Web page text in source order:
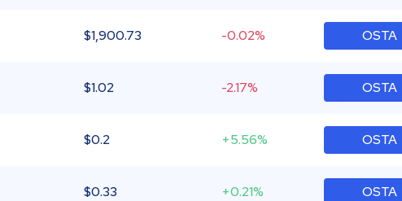
$1,900.73 -0.02% OSTA
$1.02 -2.17% OSTA
$0.2 +5.56% OSTA
$0.33 +0.21% OSTA